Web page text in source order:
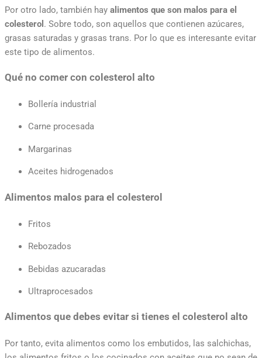
Por otro lado, también hay alimentos que son malos para el
colesterol . Sobre todo, son aquellos que contienen azúcares,
grasas saturadas y grasas trans. Por lo que es interesante evitar
este tipo de alimentos.
Qué no comer con colesterol alto
Bollería industrial
Carne procesada
Margarinas
Aceites hidrogenados
Alimentos malos para el colesterol
Fritos
Rebozados
Bebidas azucaradas
Ultraprocesados
Alimentos que debes evitar si tienes el colesterol alto
Por tanto, evita alimentos como los embutidos, las salchichas,